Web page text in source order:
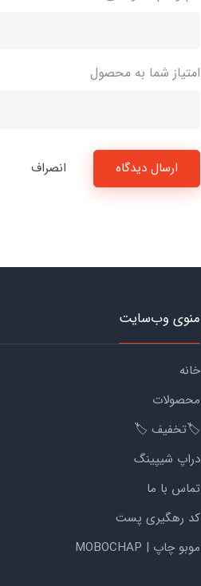
امتیاز شما به محصول
ارسال دیدگاه انصراف
منوی وب‌سایت
خانه
محصولات
🏷️تخفیف 🏷️
دراپ شیپینگ
تماس با ما
کد رهگیری پست
موبو چاپ | MOBOCHAP